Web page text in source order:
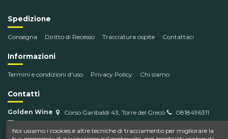
Spedizione
Consegna Diritto di Recesso Tracciatura ospite Contattaci
Informazioni
Termini e condizioni d'uso Privacy Policy Chi siamo
Contatti
Golden Wine Corso Garibaldi 43, Torre del Greco
0818496311
info@goldenwine.com
Noi usiamo i cookies e altre tecniche di tracciamento per migliorare la